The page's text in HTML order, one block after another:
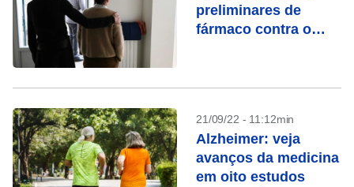
preliminares de
fármaco contra o
21/09/22 - 11:12min
Alzheimer: veja
avanços da medicina
em oito estudos